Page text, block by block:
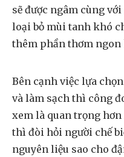
sẽ được ngâm cùng
loại bỏ mùi tanh khó
thêm phần thơm ngon
Bên cạnh việc lựa
và làm sạch thì công
xem là quan trọng
thì đòi hỏi người chế
nguyên liệu sao cho